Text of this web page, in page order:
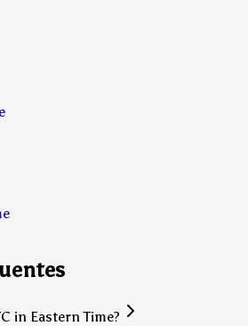
in Eastern Time?